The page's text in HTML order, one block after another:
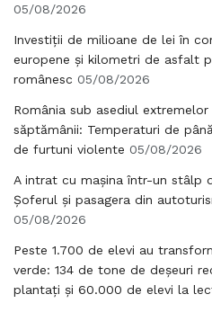
05/08/2026
Investiții de milioane de lei în
europene și kilometri de asfalt
românesc 05/08/2026
România sub asediul
săptămânii: Temperaturi de
de furtuni violente 05/08/2026
A intrat cu mașina într-un stâlp
Șoferul și pasagera din
05/08/2026
Peste 1.700 de elevi au
verde: 134 de tone de deșeuri
plantați și 60.000 de elevi la